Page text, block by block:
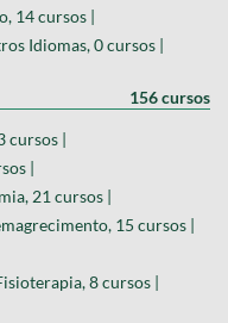
14 cursos |
Idiomas, 0 cursos |
156 cursos
cursos |
|
21 cursos |
15 cursos |
8 cursos |